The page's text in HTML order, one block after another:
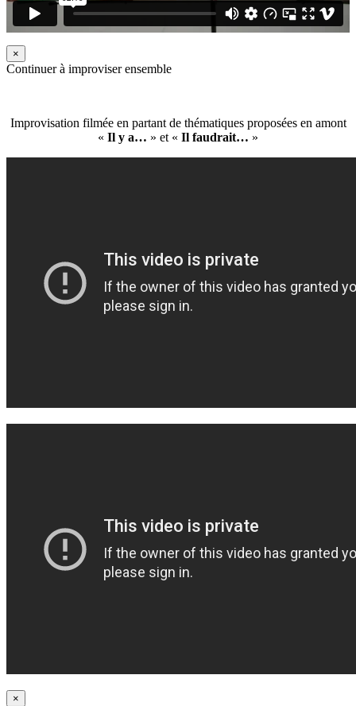
×
Continuer à improviser ensemble
Improvisation filmée en partant de thématiques proposées en amont
« Il y a… » et « Il faudrait… »
×